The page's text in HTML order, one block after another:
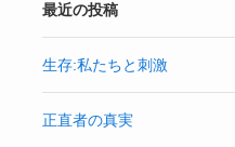
最近の投稿
生存:私たちと刺激
正直者の真実